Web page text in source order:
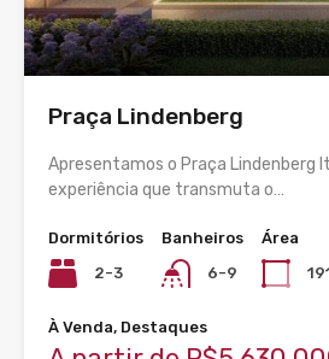
Praça Lindenberg
Apresentamos o Praça Lindenberg
experiência que transmuta o…
Dormitórios
2-3
Banheiros
6-9
Área
À Venda, Destaques